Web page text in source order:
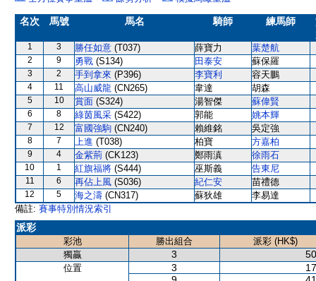
名次 馬號 馬名 騎師 練馬師
1 3 勝任如意 (T037) 薛寶力 葉楚航
2 9 勇戰 (S134) 田泰安 蘇保羅
3 2 手到拿來 (P396) 李寶利 容天鵬
4 11 高山威龍 (CN265) 韋達 胡森
5 10 賞面 (S324) 湯智傑 蘇偉賢
6 8 綠茵風采 (S422) 郭能 姚本輝
7 12 富國強駒 (CN240) 賴維銘 吳定強
8 7 上進 (T038) 柏寶 方嘉柏
9 4 金紫荊 (CK123) 鄭雨滇 徐雨石
10 1 紅旗福將 (S444) 巫斯義 告東尼
11 6 再佔上風 (S036) 紀仁安 苗禮德
12 5 海之濤 (CN317) 蘇狄雄
李易達
備註: 賽事特別情況索引
派彩
彩池 勝出組合
派彩 (HK$)
獨贏
3
位置 3